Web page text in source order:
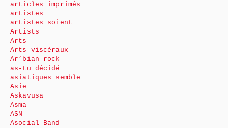
articles imprimés
artistes
artistes soient
Artists
Arts
Arts viscéraux
Ar’bian rock
as-tu décidé
asiatiques semble
Asie
Askavusa
Asma
ASN
Asocial Band